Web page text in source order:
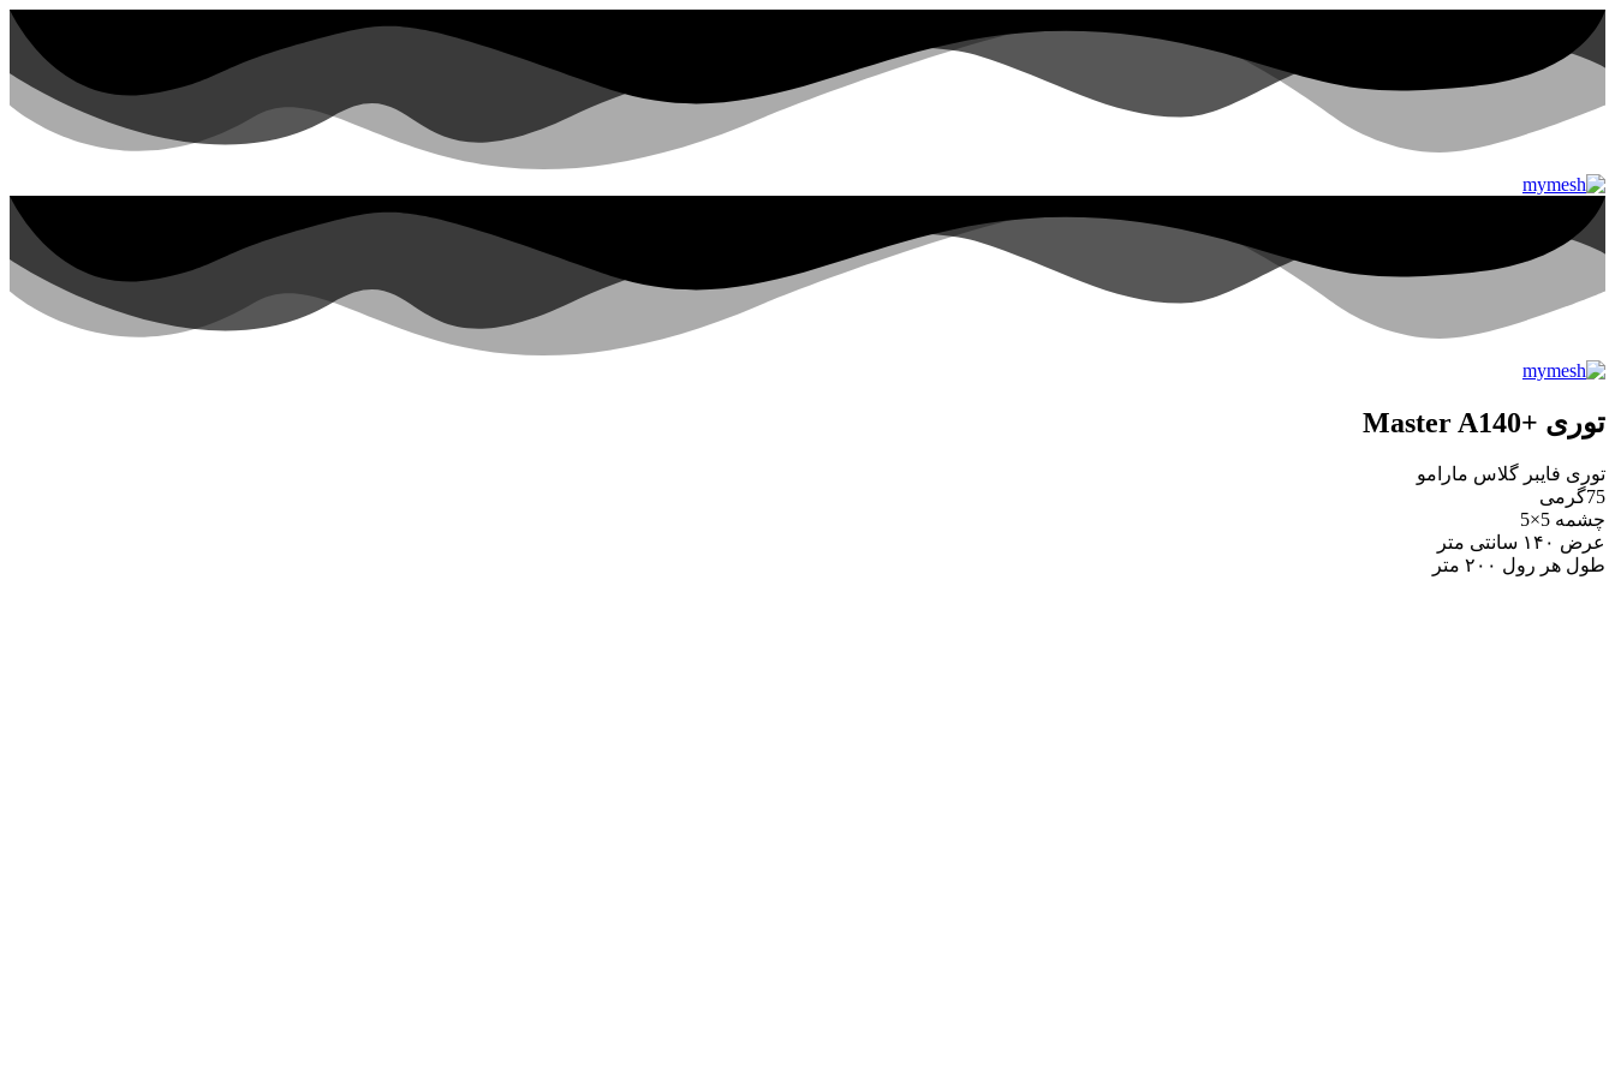
توری +Master A140
توری فایبر گلاس مارامو
75گرمی
چشمه 5×5
عرض ۱۴۰ سانتی متر
طول هر رول ۲۰۰ متر